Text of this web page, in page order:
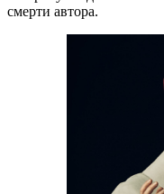
смерти автора.